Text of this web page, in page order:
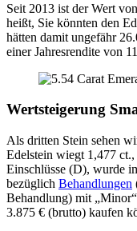
Seit 2013 ist der Wert
heißt, Sie könnten den
hätten damit ungefähr
einer Jahresrendite von
Wertsteigerung
Als dritten Stein sehen
Edelstein wiegt 1,477
Einschlüsse (D), wurde
bezüglich Behandlungen
Behandlung) mit
3.875 € (brutto) kaufen